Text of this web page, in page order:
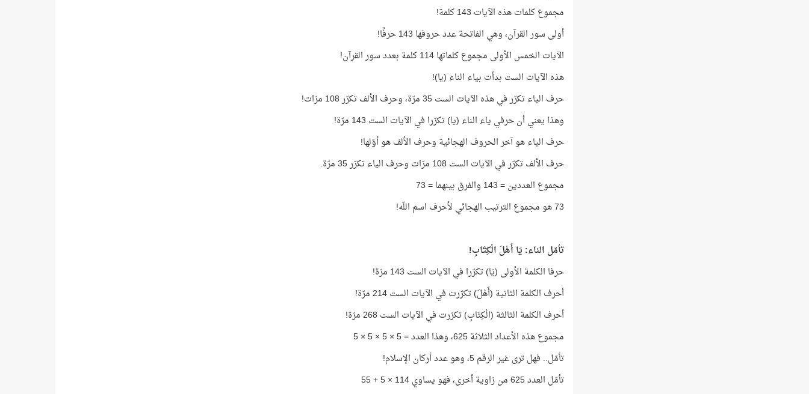
مجموع كلمات هذه الآيات 143 كلمة!
أولى سور القرآن، وهي الفاتحة عدد حروفها 143 حرفًا!
الآيات الخمس الأولى مجموع كلماتها 114 كلمة بعدد سور القرآن!
هذه الآيات الست بدأت بياء الناء (يا)!
حرف الياء تكرّر في هذه الآيات الست 35 مرّة، وحرف الألف تكرّر 108 مرّات!
وهذا يعني أن حرفي ياء الناء (يا) تكرّرا في الآيات الست 143 مرّة!
حرف الياء هو آخر الحروف الهجائية وحرف الألف هو أوّلها!
حرف الألف تكرّر في الآيات الست 108 مرّات وحرف الياء تكرّر 35 مرّة.
مجموع العددين = 143 والفرق بينهما = 73
73 هو مجموع الترتيب الهجائي لأحرف اسم اللّه!
تأمّل الناء: يَا أَهْلَ الْكِتَابِ!
حرفا الكلمة الأولى (يَا) تكرّرا في الآيات الست 143 مرّة!
أحرف الكلمة الثانية (أَهْلَ) تكرّرت في الآيات الست 214 مرّة!
أحرف الكلمة الثالثة (الْكِتَابِ) تكرّرت في الآيات الست 268 مرّة!
مجموع هذه الأعداد الثلاثة 625، وهذا العدد = 5 × 5 × 5 × 5
تأمّل.. فهل ترى غير الرقم 5، وهو عدد أركان الإسلام!
تأمّل العدد 625 من زاوية أخرى، فهو يساوي 114 × 5 + 55